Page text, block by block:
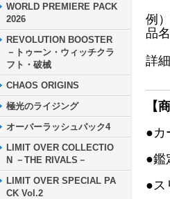
WORLD PREMIERE PACK
2026
REVOLUTION BOOSTER
－トゥーン・ウィッチクラ
フト・破械
CHAOS ORIGINS
極光のライジング
オーバーラッシュパック4
LIMIT OVER COLLECTIO
N －THE RIVALS－
LIMIT OVER SPECIAL PA
CK Vol.2
例
品
詳
【
●カ
●鑑
●ス